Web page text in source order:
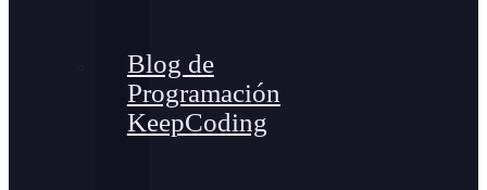
Blog de
Programación
KeepCoding